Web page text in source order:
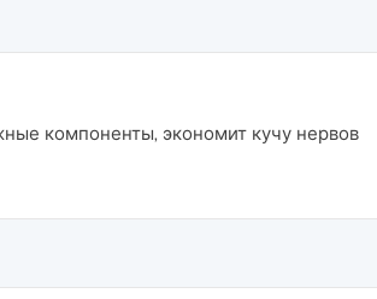
компоненты, экономит кучу нервов